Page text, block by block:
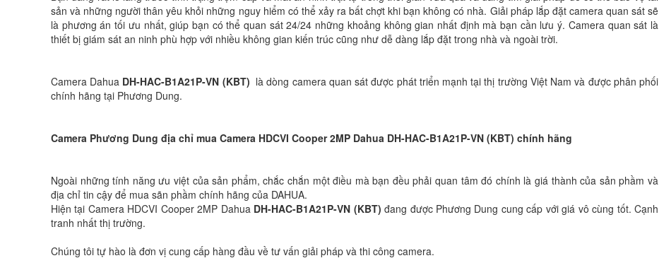
sản và những người thân yêu khỏi những nguy hiểm có thể xảy ra bất chợt khi bạn không có nhà. Giải pháp lắp đặt camera quan sát sẽ
là phương án tối ưu nhất, giúp bạn có thể quan sát 24/24 những khoảng không gian nhất định mà bạn cần lưu ý. Camera quan sát là
thiết bị giám sát an ninh phù hợp với nhiều không gian kiến trúc cũng như dễ dàng lắp đặt trong nhà và ngoài trời.
Camera Dahua DH-HAC-B1A21P-VN (KBT) là dòng camera quan sát được phát triển mạnh tại thị trường Việt Nam và được phân phối
chính hãng tại Phương Dung.
Camera Phương Dung địa chỉ mua Camera HDCVI Cooper 2MP Dahua DH-HAC-B1A21P-VN (KBT) chính hãng
Ngoài những tính năng ưu việt của sản phẩm, chắc chắn một điều mà bạn đều phải quan tâm đó chính là giá thành của sản phầm và
địa chỉ tin cậy để mua sãn phầm chính hãng của DAHUA.
Hiện tại Camera HDCVI Cooper 2MP Dahua DH-HAC-B1A21P-VN (KBT) đang được Phương Dung cung cấp với giá vô cùng tốt. Cạnh
tranh nhất thị trường.
Chúng tôi tự hào là đơn vị cung cấp hàng đầu về tư vấn giải pháp và thi công camera.